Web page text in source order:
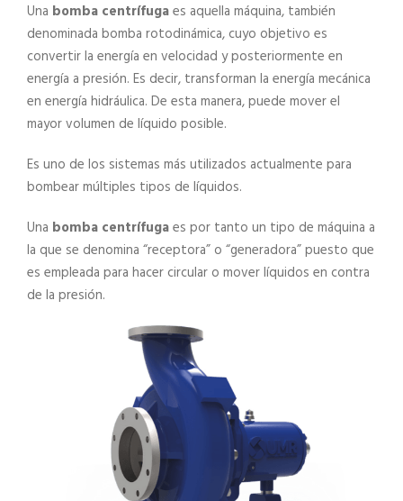
Una bomba centrífugaes aquella máquina, también
denominada bomba rotodinámica, cuyo objetivo es
convertir la energía en velocidad y posteriormente en
energía a presión. Es decir, transforman la energía mecánica
en energía hidráulica. De esta manera, puede mover el
mayor volumen de líquido posible.
Es uno de los sistemas más utilizados actualmente para
bombear múltiples tipos de líquidos.
Una bomba centrífugaes por tanto un tipo de máquina a
la que se denomina “receptora” o “generadora” puesto que
es empleada para hacer circular o mover líquidos en contra
de la presión.